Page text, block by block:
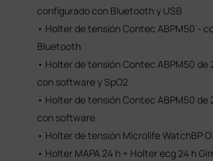
configurado con Bluetooth y USB
• Holter de tensión Contec ABPM50 -
Bluetooth
• Holter de tensión Contec ABPM50 de
con software y SpO2
• Holter de tensión Contec ABPM50 de
con software
• Holter de tensión Microlife WatchBP
• Holter MAPA 24 h + Holter ecg 24 h